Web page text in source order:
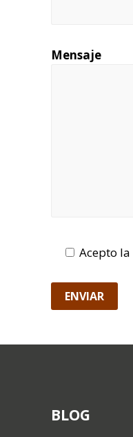
Mensaje
Acepto la
BLOG